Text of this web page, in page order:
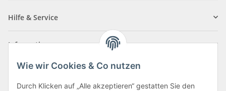
Wie wir Cookies & Co nutzen
Durch Klicken auf „Alle akzeptieren“ gestatten Sie den
Hilfe & Service
Informationen
Zahlungsarten